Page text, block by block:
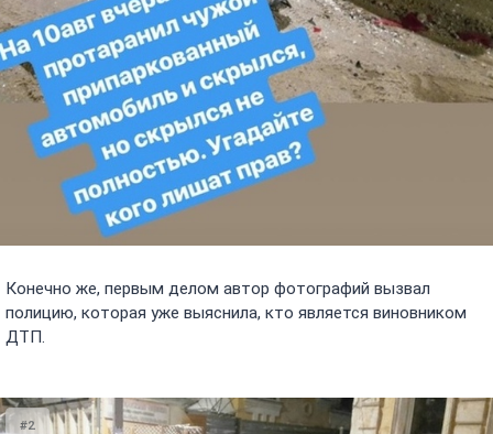
Конечно же, первым делом автор фотографий вызвал
полицию, которая уже выяснила, кто является виновником
ДТП.
#2